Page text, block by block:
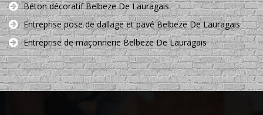
Béton décoratif Belbeze De Lauragais
Entreprise pose de dallage et pavé Belbeze De Lauragais
Entreprise de maçonnerie Belbeze De Lauragais